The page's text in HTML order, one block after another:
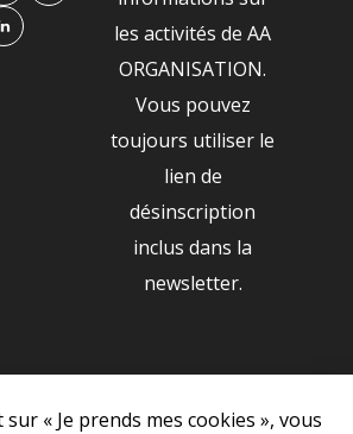
sur « Je prends mes cookies », vous
les activités de AA
ORGANISATION.
Vous pouvez
toujours utiliser le
lien de
désinscription
inclus dans la
newsletter.
NOS PARTENAIRES